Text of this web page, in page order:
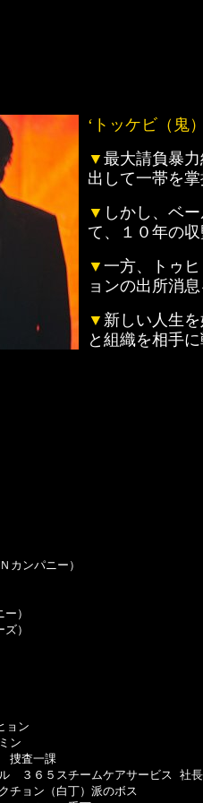
‘トッケビ（鬼
▼ 最大請負暴
出して一帯を掌
▼ しかし、ベ
て、１０年の収
▼ 一方、トゥ
ョンの出所消
▼ 新しい人生
と組織を相手
カンパニー）
）
）
ン
査一課
６５スチームケアサービス 社長
ン（白丁）派のボス